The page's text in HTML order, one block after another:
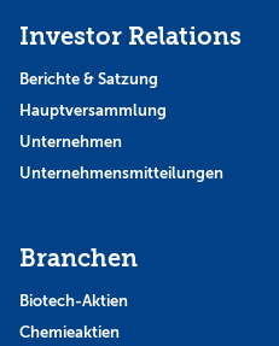
Investor Relations
Berichte & Satzung
Hauptversammlung
Unternehmen
Unternehmensmitteilungen
Branchen
Biotech-Aktien
Chemieaktien